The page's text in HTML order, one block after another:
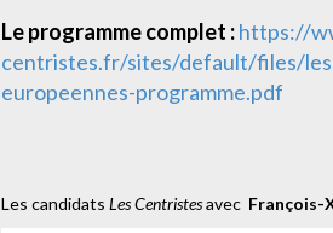
Le programme complet :https://
centristes.fr/sites/default/files/
europeennes-programme.pdf
Les candidats Les Centristesavec François-